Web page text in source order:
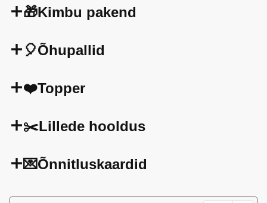
🎁Kimbu pakend
🎈Õhupallid
❤️Topper
✂️Lillede hooldus
💌Õnnitluskaardid